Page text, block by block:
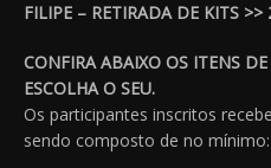
FILIPE – RETIRADA DE KITS
CONFIRA ABAIXO OS ITENS
ESCOLHA O SEU.
Os participantes inscritos
sendo composto de no mínimo: